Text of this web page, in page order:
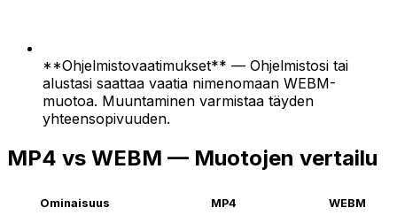
**Ohjelmistovaatimukset** — Ohjelmistosi tai
alustasi saattaa vaatia nimenomaan WEBM-
muotoa. Muuntaminen varmistaa täyden
yhteensopivuuden.
MP4 vs WEBM — Muotojen vertailu
Ominaisuus MP4 WEBM